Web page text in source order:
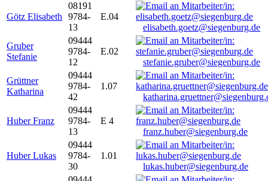
Götz Elisabeth
08191
9784-
13
E.04
elisabeth.goetz@siegenburg.de
Gruber
Stefanie
09444
9784-
12
E.02
stefanie.gruber@siegenburg.de
Grüttner
Katharina
09444
9784-
42
1.07
Huber Franz
09444
9784-
13
E 4
franz.huber@siegenburg.de
Huber Lukas
09444
9784-
30
1.01
lukas.huber@siegenburg.de